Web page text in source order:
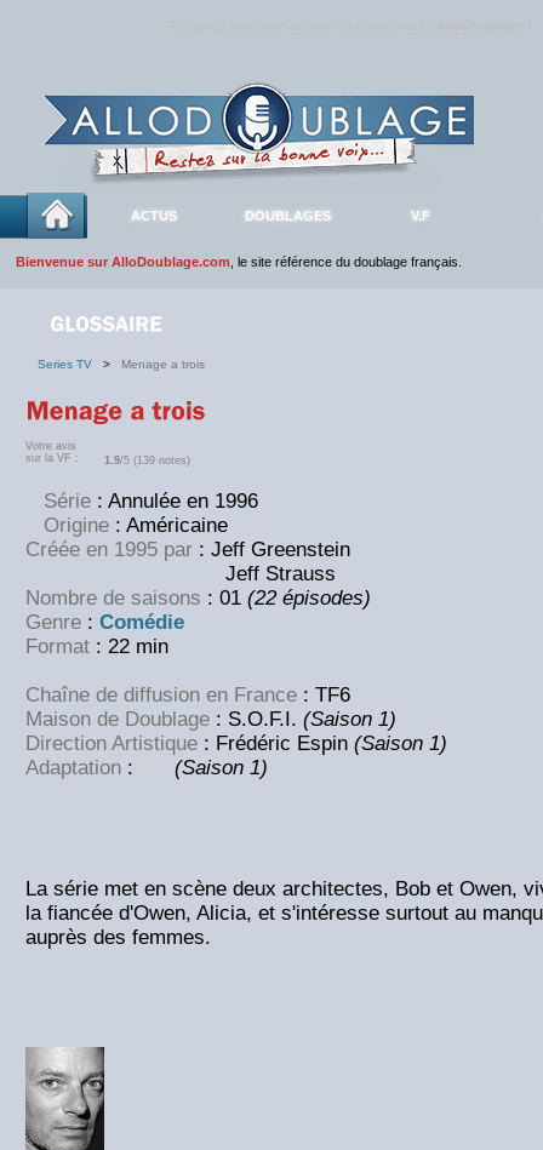
ACTUS DOUBLAGES V.F
Bienvenue sur AlloDoublage.com , le site référence du doublage français.
Series TV > Menage a trois
Votre avis
sur la VF :
1.9/5 (139 notes)
Série : Annulée en 1996
Origine : Américaine
Créée en 1995 par : Jeff Greenstein
Jeff Strauss
Nombre de saisons : 01 (22 épisodes)
Genre : Comédie
Format : 22 min
Chaîne de diffusion en France : TF6
Maison de Doublage : S.O.F.I. (Saison 1)
Direction Artistique : Frédéric Espin (Saison 1)
Adaptation : (Saison 1)
La série met en scène deux architectes, Bob et Owen,
la fiancée d'Owen, Alicia, et s'intéresse surtout au
auprès des femmes.